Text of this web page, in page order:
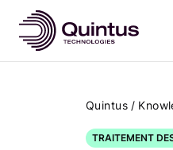
Quintus /
TRAITEMENT